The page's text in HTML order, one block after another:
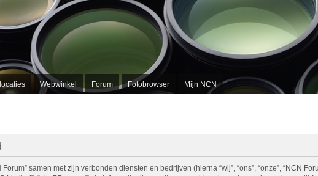
Webwinkel Forum Fotobrowser Mijn NCN
samen met zijn verbonden diensten en bedrijven (hierna “wij”, “ons”, “onze”, “NCN